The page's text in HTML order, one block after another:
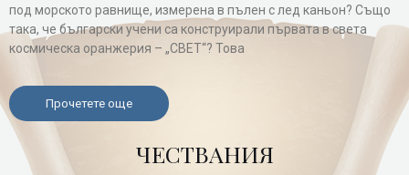
под морското равнище, измерена в пълен с лед каньон? Също
така, че български учени са конструирали първата в света
космическа оранжерия – „СВЕТ“? Това
Прочетете още
ЧЕСТВАНИЯ